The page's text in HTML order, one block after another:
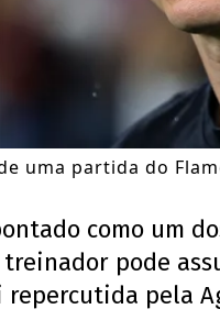
uma partida do
como um
treinador pode
pela